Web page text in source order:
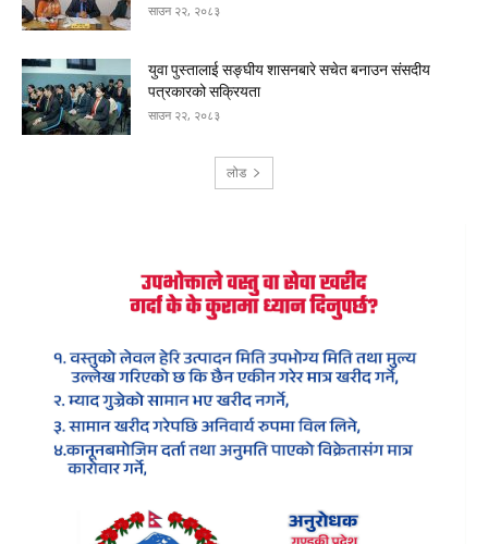
साउन २२, २०८३
युवा पुस्तालाई सङ्घीय शासनबारे सचेत बनाउन संसदीय
पत्रकारको सक्रियता
साउन २२, २०८३
लोड